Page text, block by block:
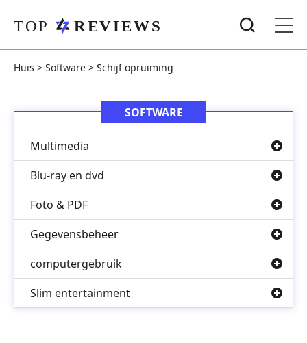
Huis > Software > Schijf opruiming
SOFTWARE
Multimedia
Blu-ray en dvd
Foto & PDF
Gegevensbeheer
computergebruik
Slim entertainment